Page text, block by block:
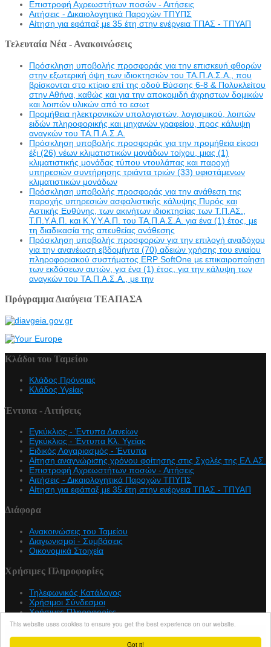
Got it!
This website uses cookies to ensure you get the best experience on our website.
Επιστροφή Αχρεωστήτων ποσών - Αιτήσεις
Αιτήσεις - Δικαιολογητικά Παροχών ΤΠΥΠΣ
Αίτηση για εφάπαξ με 35 έτη στην ενέργεια ΤΠΑΣ - ΤΠΥΑΠ
Τελευταία Νέα - Ανακοινώσεις
Πρόσκληση υποβολής προσφοράς για την επισκευή φθορών
στην εξωτερική όψη των ιδιοκτησιών του ΤΑ.Π.Α.Σ.Α., που
βρίσκονται στο κτίριο επί της οδού Βύσσης 6-8 & Πολυκλείτου
στην Αθήνα, καθώς και για την αποκομιδή άχρηστων δομικών
και λοιπών υλικών από το εσωτ
Προμήθεια ηλεκτρονικών υπολογιστών, λογισμικού, λοιπών
ειδών πληροφορικής και μηχανών γραφείου, προς κάλυψη
αναγκών του ΤΑ.Π.Α.Σ.Α.
Πρόσκληση υποβολής προσφοράς για την προμήθεια είκοσι
έξι (26) νέων κλιματιστικών μονάδων τοίχου, μιας (1)
κλιματιστικής μονάδας τύπου ντουλάπας και παροχή
υπηρεσιών συντήρησης τριάντα τριών (33) υφιστάμενων
κλιματιστικών μονάδων
Πρόσκληση υποβολής προσφοράς για την ανάθεση της
παροχής υπηρεσιών ασφαλιστικής κάλυψης Πυρός και
Αστικής Ευθύνης, των ακινήτων ιδιοκτησίας των Τ.Π.ΑΣ.,
Τ.Π.Υ.Α.Π. και Κ.Υ.Υ.Α.Π. του ΤΑ.Π.Α.Σ.Α. για ένα (1) έτος, με
τη διαδικασία της απευθείας ανάθεσης
Πρόσκληση υποβολής προσφορών για την επιλογή αναδόχου
για την ανανέωση εβδομήντα (70) αδειών χρήσης του ενιαίου
πληροφοριακού συστήματος ERP SoftOne με επικαιροποίηση
των εκδόσεων αυτών, για ένα (1) έτος, για την κάλυψη των
αναγκών του ΤΑ.Π.Α.Σ.Α., με την
Πρόγραμμα Διαύγεια ΤΕΑΠΑΣΑ
Κλάδοι του Ταμείου
Κλάδος Πρόνοιας
Κλάδος Υγείας
Έντυπα - Αιτήσεις
Εγκύκλιος - Έντυπα Δανείων
Εγκύκλιος - Έντυπα Κλ. Υγείας
Eιδικός Λογαριασμός - Έντυπα
Αίτηση αναγνώρισης χρόνου φοίτησης στις Σχολές της ΕΛ.ΑΣ.
Επιστροφή Αχρεωστήτων ποσών - Αιτήσεις
Αιτήσεις - Δικαιολογητικά Παροχών ΤΠΥΠΣ
Αίτηση για εφάπαξ με 35 έτη στην ενέργεια ΤΠΑΣ - ΤΠΥΑΠ
Διάφορα
Ανακοινώσεις του Ταμείου
Διαγωνισμοί - Συμβάσεις
Οικονομικά Στοιχεία
Χρήσιμες Πληροφορίες
Τηλεφωνικός Κατάλογος
Χρήσιμοι Σύνδεσμοι
Χρήσιμες Πληροφορίες
Copyright © 2026 teapasa.gr. All Rights Reserved.
Joomla!is Free Software released under theGNU General Public